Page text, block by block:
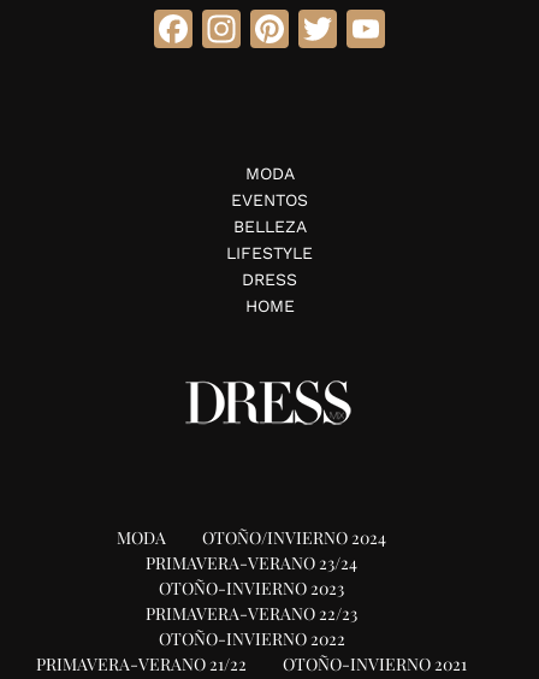
Facebook
Instagram
Pinterest
Twitter
MODA
EVENTOS
BELLEZA
LIFESTYLE
DRESS
HOME
MODA
OTOÑO/INVIERNO 2024
PRIMAVERA-VERANO 23/24
OTOÑO-INVIERNO 2023
PRIMAVERA-VERANO 22/23
OTOÑO-INVIERNO 2022
PRIMAVERA-VERANO 21/22
OTOÑO-INVIERNO 2021